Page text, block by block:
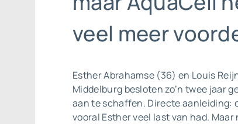
veel meer
Esther Abrahamse (36) en Louis
Middelburg besloten zo’n twee jaar
aan te schaffen. Directe aanleiding:
vooral Esther veel last van had.